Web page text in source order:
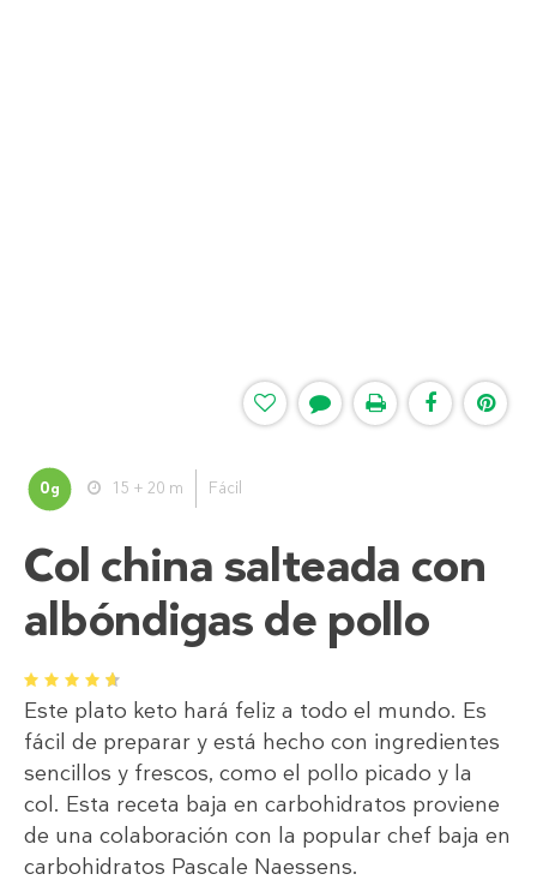
0g 15 + 20 m Fácil
Col china salteada con
albóndigas de pollo
1 2 3 4 5
Este plato keto hará feliz a todo el mundo. Es
fácil de preparar y está hecho con ingredientes
sencillos y frescos, como el pollo picado y la
col. Esta receta baja en carbohidratos proviene
de una colaboración con la popular chef baja en
carbohidratos Pascale Naessens.